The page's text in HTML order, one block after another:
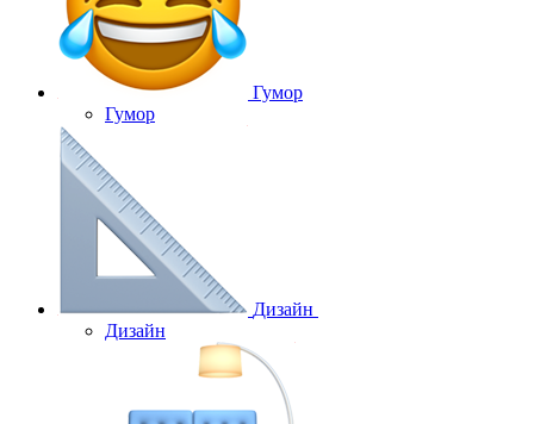
Гумор
Гумор
Дизайн
Дизайн